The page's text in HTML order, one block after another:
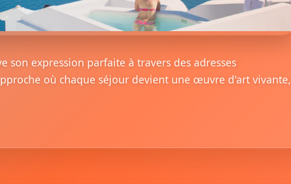
expression parfaite à travers des adresses
où chaque séjour devient une œuvre d'art vivante,